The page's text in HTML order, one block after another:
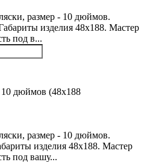
размер - 10 дюймов.
изделия 48х188. Мастер
под в...
дюймов (48х188
размер - 10 дюймов.
изделия 48х188. Мастер
под вашу...